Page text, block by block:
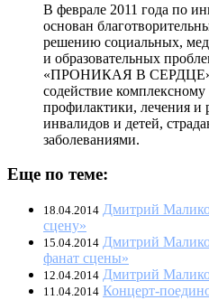
В феврале 2011 года по
основан
решению социальных,
и образовательных
«ПРОНИКАЯ В СЕРДЦЕ».
содействие
профилактики, лечения и
инвалидов и детей,
заболеваниями.
Еще по теме:
18.04.2014 Дмитрий
сцену»
15.04.2014 Дмитрий
фанат сцены»
12.04.2014 Дмитрий
11.04.2014 Концерт-